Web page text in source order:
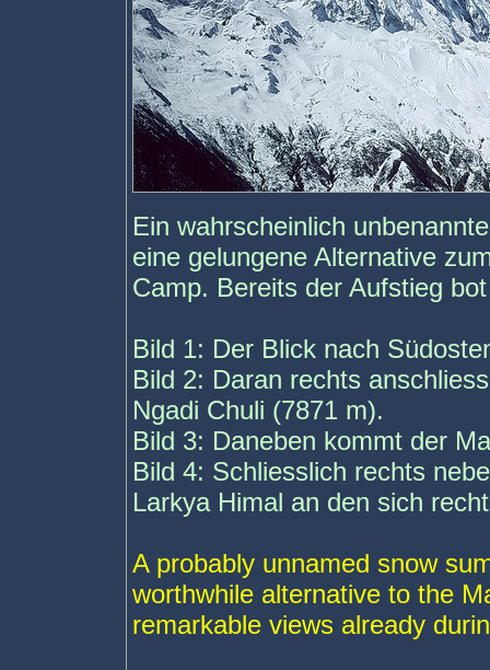
Ein wahrscheinlich
eine gelungene Alternative
Camp. Bereits der Aufstieg
Bild 1: Der Blick nach
Bild 2: Daran rechts
Ngadi Chuli (7871 m).
Bild 3: Daneben kommt der
Bild 4: Schliesslich rechts
Larkya Himal an den sich
A probably unnamed snow
worthwhile alternative to the
remarkable views already